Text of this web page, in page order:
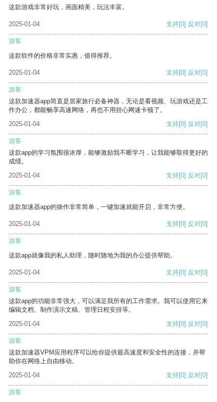
这款游戏非常好玩，画面精美，玩法丰富。
2025-01-04 支持[0] 反对[0]
游客
这款软件的价格非常实惠，值得推荐。
2025-01-04 支持[0] 反对[0]
游客
这款加速器app简直是居家旅行必备神器，无论是看视频、玩游戏还是工
作办公，都能畅享高速网络，再也不用担心网速卡顿了。
2025-01-04
支持[0] 反对[0]
游客
这款app的学习氛围很浓厚，能够激励我不断学习，让我能够取得更好的
成绩。
2025-01-04
支持[0] 反对[0]
游客
这款加速器app的操作非常简单，一键加速就能开启，非常方便。
2025-01-04 支持[0] 反对[0]
游客
这款app就像我的私人助理，随时随地为我的办公提供帮助。
2025-01-04 支持[0] 反对[0]
游客
这款app的功能非常强大，可以满足我所有的工作需求。我可以使用它来
编辑文档、制作演示文稿、管理日程安排等。
2025-01-04
支持[0] 反对[0]
游客
这款加速器VPM应用程序可以给你提供最高速度和安全性的连接，并帮
助你在网络上自由移动。
2025-01-04
支持[0] 反对[0]
游客